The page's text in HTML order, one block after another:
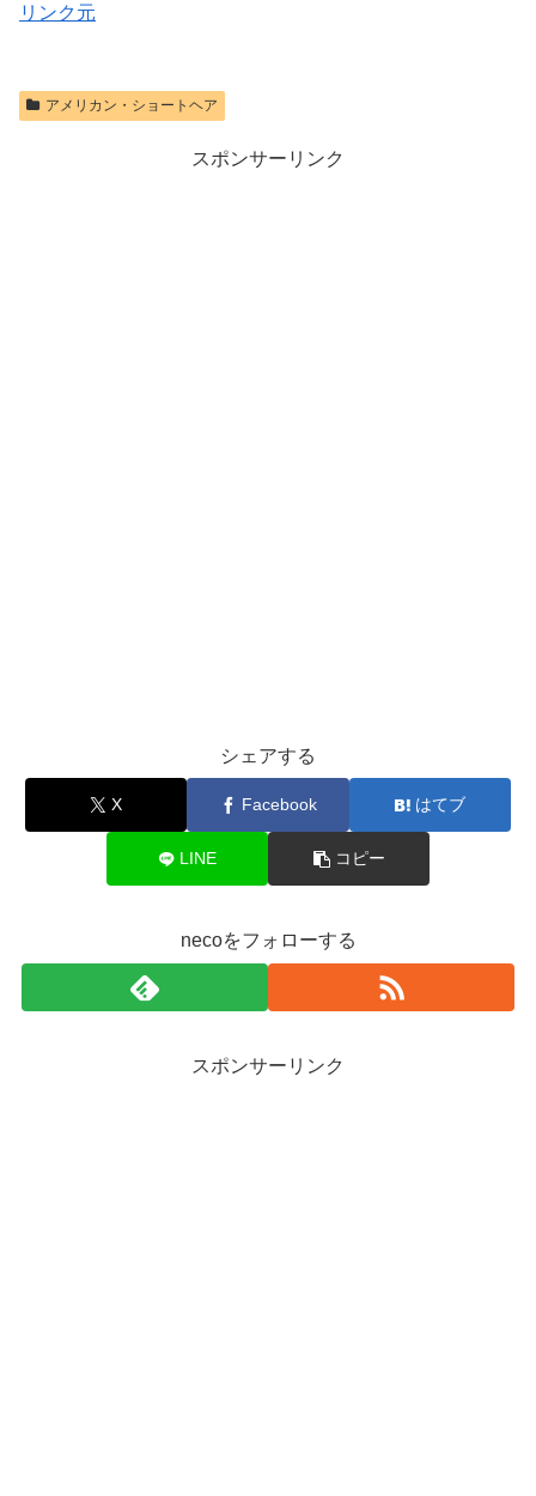
リンク元
アメリカン・ショートヘア
スポンサーリンク
シェアする
X Facebook はてブ
LINE コピー
necoをフォローする
スポンサーリンク